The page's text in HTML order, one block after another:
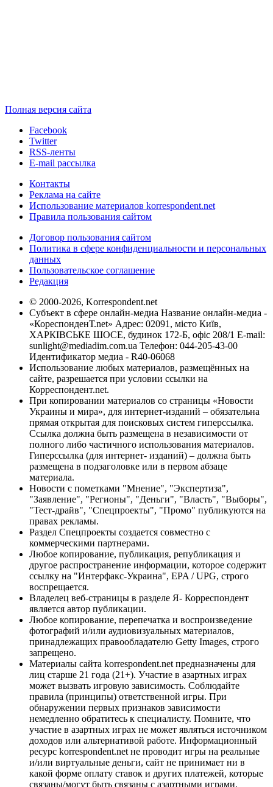
Полная версия сайта
Facebook
Twitter
RSS-ленты
E-mail рассылка
Контакты
Реклама на сайте
Использование материалов korrespondent.net
Правила пользования сайтом
Договор пользования сайтом
Политика в сфере конфиденциальности и персональных
данных
Пользовательское соглашение
Редакция
© 2000-2026, Korrespondent.net
Субъект в сфере онлайн-медиа Название онлайн-медиа -
«КореспонденТ.net» Адрес: 02091, місто Київ,
ХАРКІВСЬКЕ ШОСЕ, будинок 172-Б, офіс 208/1 E-mail:
sunlight@mediadim.com.ua Телефон: 044-205-43-00
Идентификатор медиа - R40-06068
Использование любых материалов, размещённых на
сайте, разрешается при условии ссылки на
Корреспондент.net.
При копировании материалов со страницы «Новости
Украины и мира», для интернет-изданий – обязательна
прямая открытая для поисковых систем гиперссылка.
Ссылка должна быть размещена в независимости от
полного либо частичного использования материалов.
Гиперссылка (для интернет- изданий) – должна быть
размещена в подзаголовке или в первом абзаце
материала.
Новости с пометками "Мнение", "Экспертиза",
"Заявление", "Регионы", "Деньги", "Власть", "Выборы",
"Тест-драйв", "Спецпроекты", "Промо" публикуются на
правах рекламы.
Раздел Спецпроекты создается совместно с
коммерческими партнерами.
Любое копирование, публикация, републикация и
другое распространение информации, которое содержит
ссылку на "Интерфакс-Украина", EPA / UPG, строго
воспрещается.
Владелец веб-страницы в разделе Я- Корреспондент
является автор публикации.
Любое копирование, перепечатка и воспроизведение
фотографий и/или аудиовизуальных материалов,
принадлежащих правообладателю Getty Images, строго
запрещено.
Материалы сайта korrespondent.net предназначены для
лиц старше 21 года (21+). Участие в азартных играх
может вызвать игровую зависимость. Соблюдайте
правила (принципы) ответственной игры. При
обнаружении первых признаков зависимости
немедленно обратитесь к специалисту. Помните, что
участие в азартных играх не может являться источником
доходов или альтернативой работе. Информационный
ресурс korrespondent.net не проводит игры на реальные
и/или виртуальные деньги, сайт не принимает ни в
какой форме оплату ставок и других платежей, которые
связаны/могут быть связаны с азартными играми,